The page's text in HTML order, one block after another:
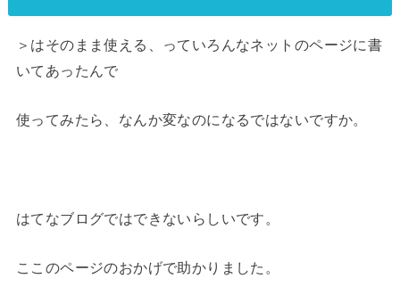
＞はそのまま使える、っていろんなネットのページに書
いてあったんで
使ってみたら、なんか変なのになるではないですか。
はてなブログではできないらしいです。
ここのページのおかげで助かりました。